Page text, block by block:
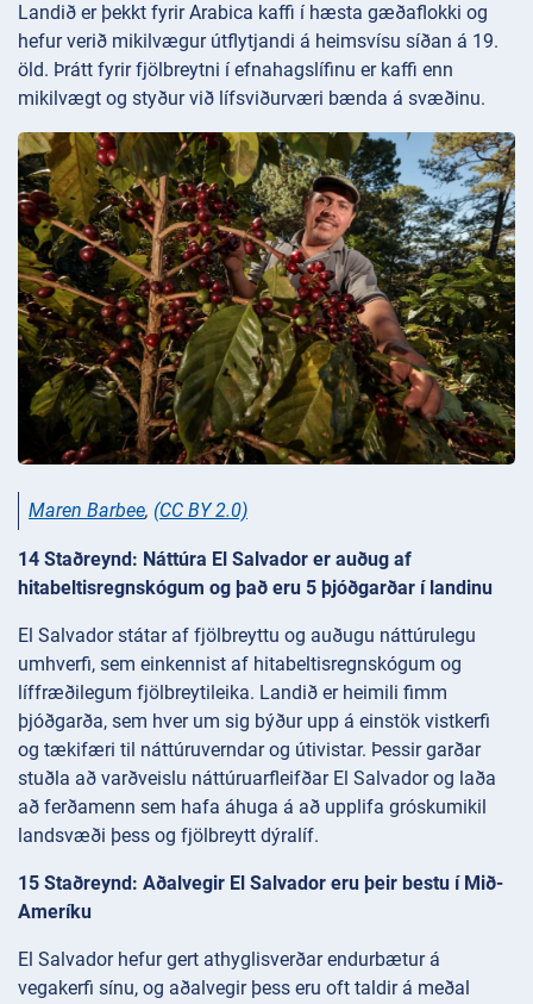
Landið er þekkt fyrir Arabica kaffi í hæsta gæðaflokki og
hefur verið mikilvægur útflytjandi á heimsvísu síðan á 19.
öld. Þrátt fyrir fjölbreytni í efnahagslífinu er kaffi enn
mikilvægt og styður við lífsviðurværi bænda á svæðinu.
Maren Barbee, (CC BY 2.0)
14 Staðreynd: Náttúra El Salvador er auðug af
hitabeltisregnskógum og það eru 5 þjóðgarðar í landinu
El Salvador státar af fjölbreyttu og auðugu náttúrulegu
umhverfi, sem einkennist af hitabeltisregnskógum og
líffræðilegum fjölbreytileika. Landið er heimili fimm
þjóðgarða, sem hver um sig býður upp á einstök vistkerfi
og tækifæri til náttúruverndar og útivistar. Þessir garðar
stuðla að varðveislu náttúruarfleifðar El Salvador og laða
að ferðamenn sem hafa áhuga á að upplifa gróskumikil
landsvæði þess og fjölbreytt dýralíf.
15 Staðreynd: Aðalvegir El Salvador eru þeir bestu í Mið-
Ameríku
El Salvador hefur gert athyglisverðar endurbætur á
vegakerfi sínu, og aðalvegir þess eru oft taldir á meðal